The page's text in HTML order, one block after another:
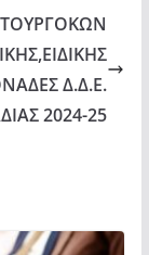
Δ.Δ.Ε.
2024-25